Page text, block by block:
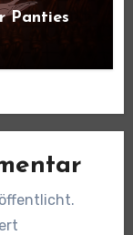
Panties